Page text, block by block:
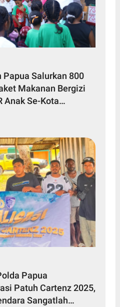
Papua Salurkan 800
Makanan Bergizi
Anak Se-Kota
Papua
Patuh Cartenz 2025,
Sangatlah